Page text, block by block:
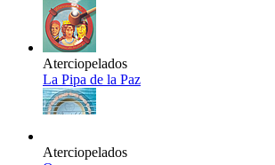
Aterciopelados
La Pipa de la Paz
Aterciopelados